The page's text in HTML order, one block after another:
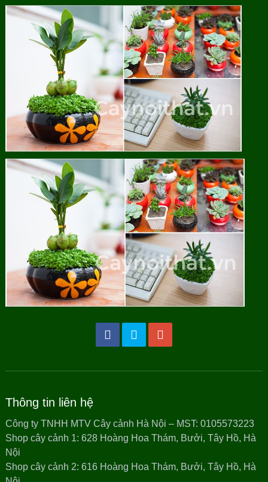
Thông tin liên hệ
Công ty TNHH MTV Cây cảnh Hà Nội – MST: 0105573223
Shop cây cảnh 1: 628 Hoàng Hoa Thám, Bưởi, Tây Hồ, Hà
Nội
Shop cây cảnh 2: 616 Hoàng Hoa Thám, Bưởi, Tây Hồ, Hà